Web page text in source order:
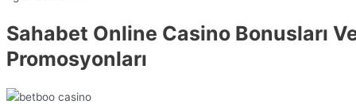
Sahabet Online Casino Bonusları
Promosyonları